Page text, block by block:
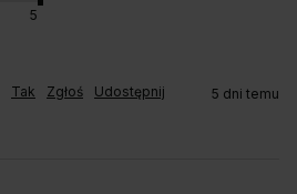
5
Tak Zgłoś Udostępnij 5 dni temu